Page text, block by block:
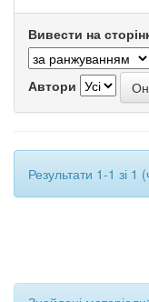
Вивести на
Автори
Результати 1-1 зі